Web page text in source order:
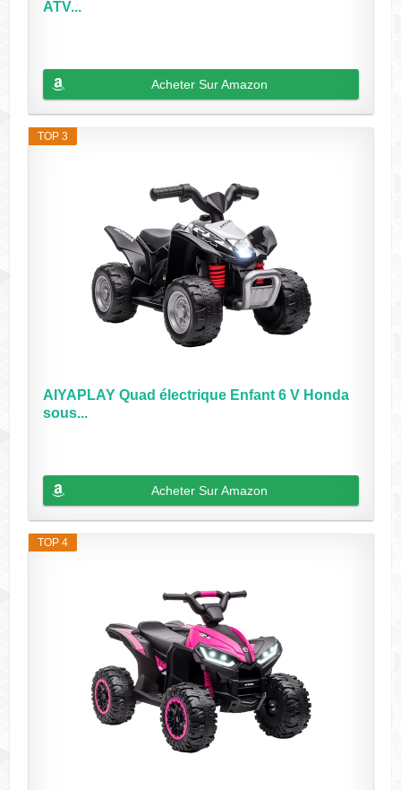
ATV...
Acheter Sur Amazon
TOP 3
AIYAPLAY Quad électrique Enfant 6 V Honda
sous...
Acheter Sur Amazon
TOP 4